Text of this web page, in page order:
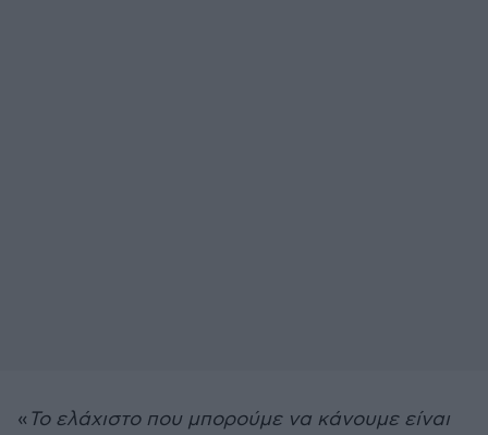
« Το ελάχιστο που μπορούμε να κάνουμε είναι